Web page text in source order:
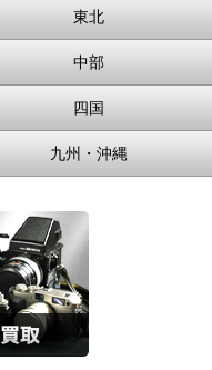
東北
中部
四国
九州・沖縄